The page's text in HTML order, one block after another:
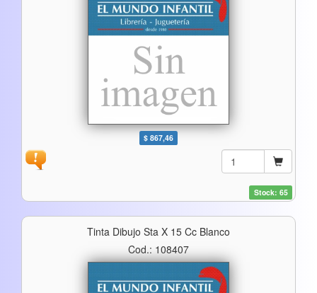
$ 867,46
Stock: 65
Tinta Dibujo Sta X 15 Cc Blanco
Cod.: 108407